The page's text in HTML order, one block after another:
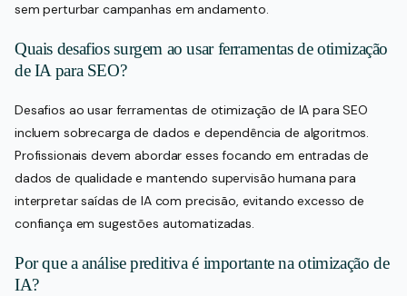
sem perturbar campanhas em andamento.
Quais desafios surgem ao usar ferramentas de otimização
de IA para SEO?
Desafios ao usar ferramentas de otimização de IA para SEO
incluem sobrecarga de dados e dependência de algoritmos.
Profissionais devem abordar esses focando em entradas de
dados de qualidade e mantendo supervisão humana para
interpretar saídas de IA com precisão, evitando excesso de
confiança em sugestões automatizadas.
Por que a análise preditiva é importante na otimização de
IA?